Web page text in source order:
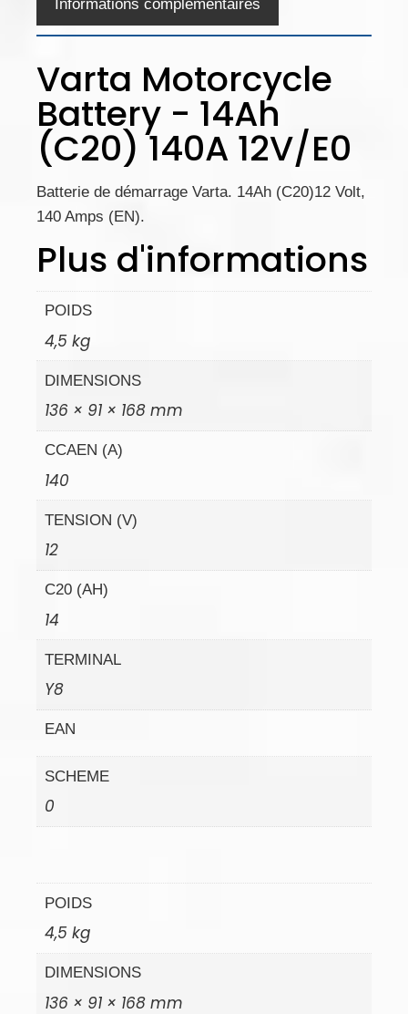
Informations complémentaires
Varta Motorcycle
Battery - 14Ah
(C20) 140A 12V/E0
Batterie de démarrage Varta. 14Ah (C20)12 Volt,
140 Amps (EN).
Plus d'informations
POIDS
4,5 kg
DIMENSIONS
136 × 91 × 168 mm
CCAEN (A)
140
TENSION (V)
12
C20 (AH)
14
TERMINAL
Y8
EAN
SCHEME
0
POIDS
4,5 kg
DIMENSIONS
136 × 91 × 168 mm